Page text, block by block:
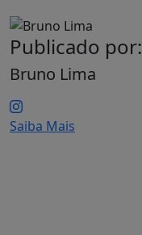
Publicado por:
Bruno Lima
Saiba Mais